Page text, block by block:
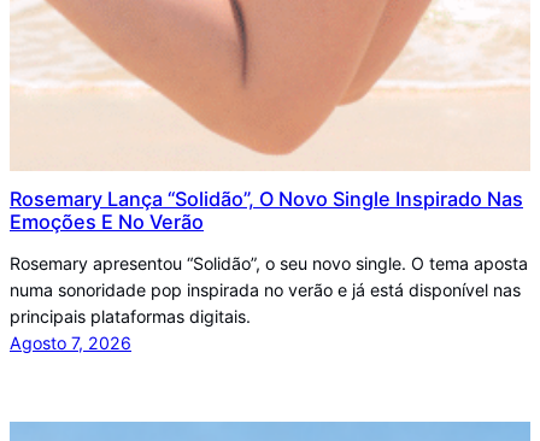
Rosemary Lança “Solidão”, O Novo Single Inspirado Nas
Emoções E No Verão
Rosemary apresentou “Solidão”, o seu novo single. O tema aposta
numa sonoridade pop inspirada no verão e já está disponível nas
principais plataformas digitais.
Agosto 7, 2026